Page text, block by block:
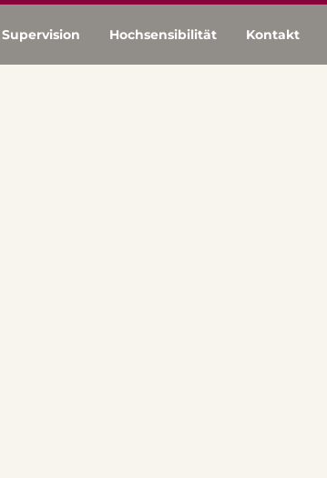
Supervision Hochsensibilität Kontakt